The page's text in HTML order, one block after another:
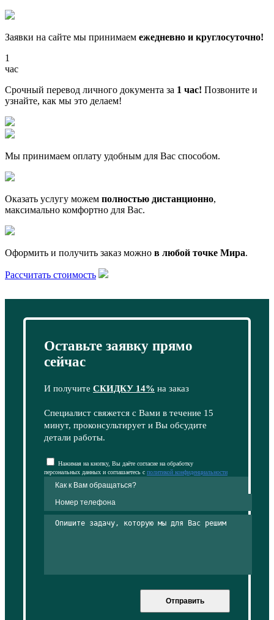
Заявки на сайте мы принимаем ежедневно и круглосуточно!
1
час
Срочный перевод личного документа за 1 час! Позвоните и
узнайте, как мы это делаем!
Мы принимаем оплату удобным для Вас способом.
Оказать услугу можем полностью дистанционно,
максимально комфортно для Вас.
Оформить и получить заказ можно в любой точке Мира.
Рассчитать стоимость
Оставьте заявку прямо
сейчас
И получите СКИДКУ 14% на заказ
Специалист свяжется с Вами в течение 15
минут, проконсультирует и Вы обсудите
детали работы.
Нажимая на кнопку, Вы даёте согласие на обработку
персональных данных и соглашаетесь с политикой конфиденциальности
Отправить